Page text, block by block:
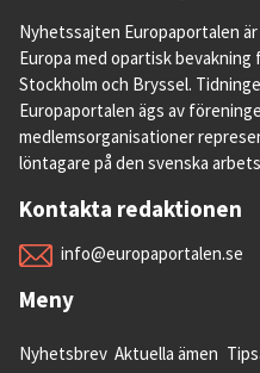
Nyhetssajten Europaportalen är
Europa med opartisk
Stockholm och Bryssel.
Europaportalen ägs av
medlemsorganisationer
löntagare på den svenska
Kontakta redaktionen
info@europaportalen.se
Meny
Nyhetsbrev Aktuella ämen